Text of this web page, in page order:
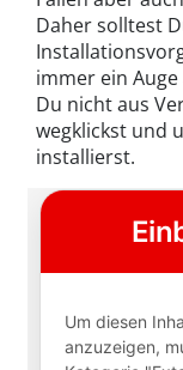
Daher solltest
immer ein
Du nicht aus
wegklickst und
installierst.